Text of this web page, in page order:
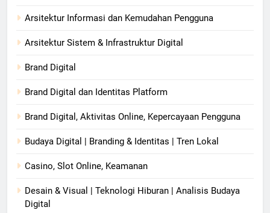
Arsitektur Informasi dan Kemudahan Pengguna
Arsitektur Sistem & Infrastruktur Digital
Brand Digital
Brand Digital dan Identitas Platform
Brand Digital, Aktivitas Online, Kepercayaan Pengguna
Budaya Digital | Branding & Identitas | Tren Lokal
Casino, Slot Online, Keamanan
Desain & Visual | Teknologi Hiburan | Analisis Budaya
Digital